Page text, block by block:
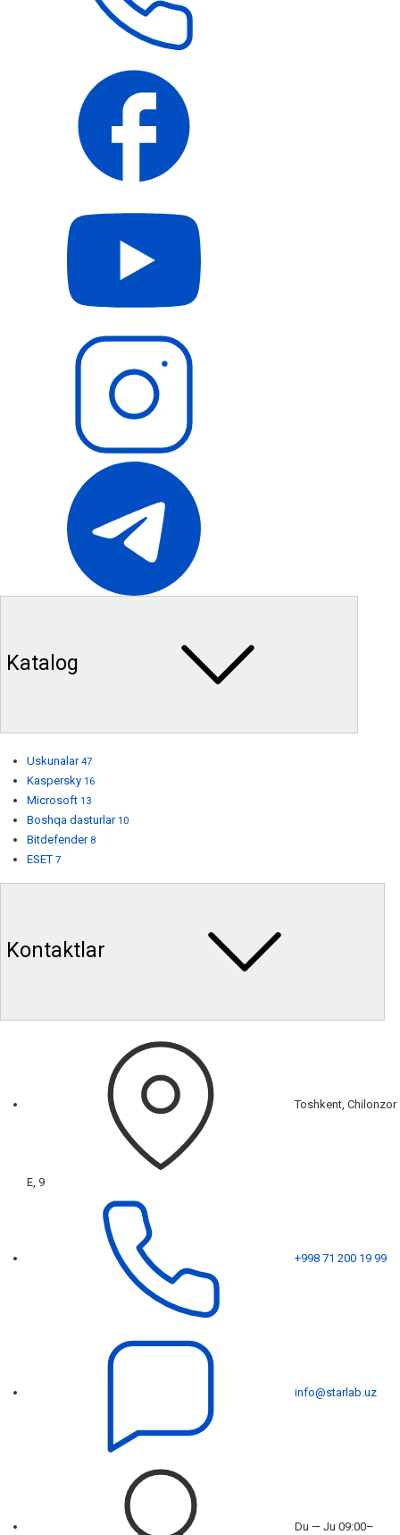
Katalog
Uskunalar 47
Kaspersky 16
Microsoft 13
Boshqa dasturlar 10
Bitdefender 8
ESET 7
Kontaktlar
Toshkent, Chilonzor
E, 9
+998 71 200 19 99
info@starlab.uz
Du — Ju 09:00–